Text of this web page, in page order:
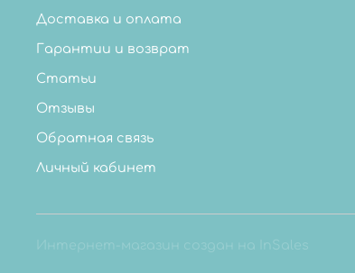
Доставка и оплата
Гарантии и возврат
Статьи
Отзывы
Обратная связь
Личный кабинет
Интернет-магазин создан на InSales